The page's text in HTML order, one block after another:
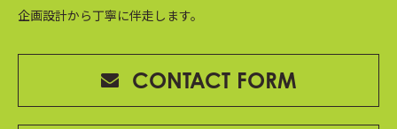
企画設計から丁寧に伴走します。
CONTACT FORM